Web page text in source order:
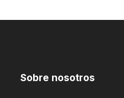
Sobre nosotros